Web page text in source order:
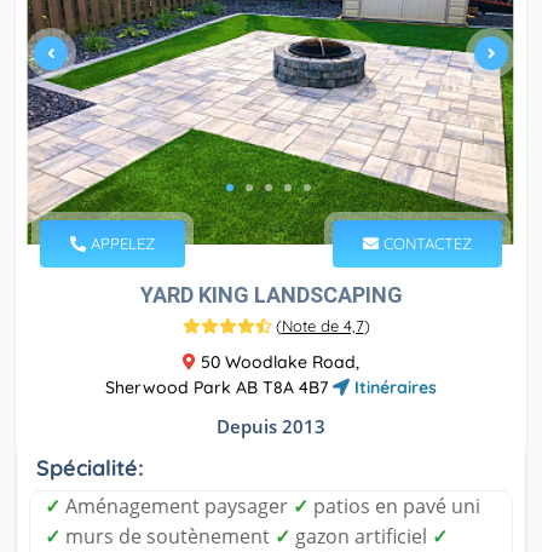
APPELEZ CONTACTEZ
YARD KING LANDSCAPING
(Note de 4,7)
50 Woodlake Road,
Sherwood Park AB T8A 4B7
Itinéraires
Depuis 2013
Spécialité:
✓ Aménagement paysager ✓ patios en pavé uni
✓ murs de soutènement ✓ gazon artificiel ✓